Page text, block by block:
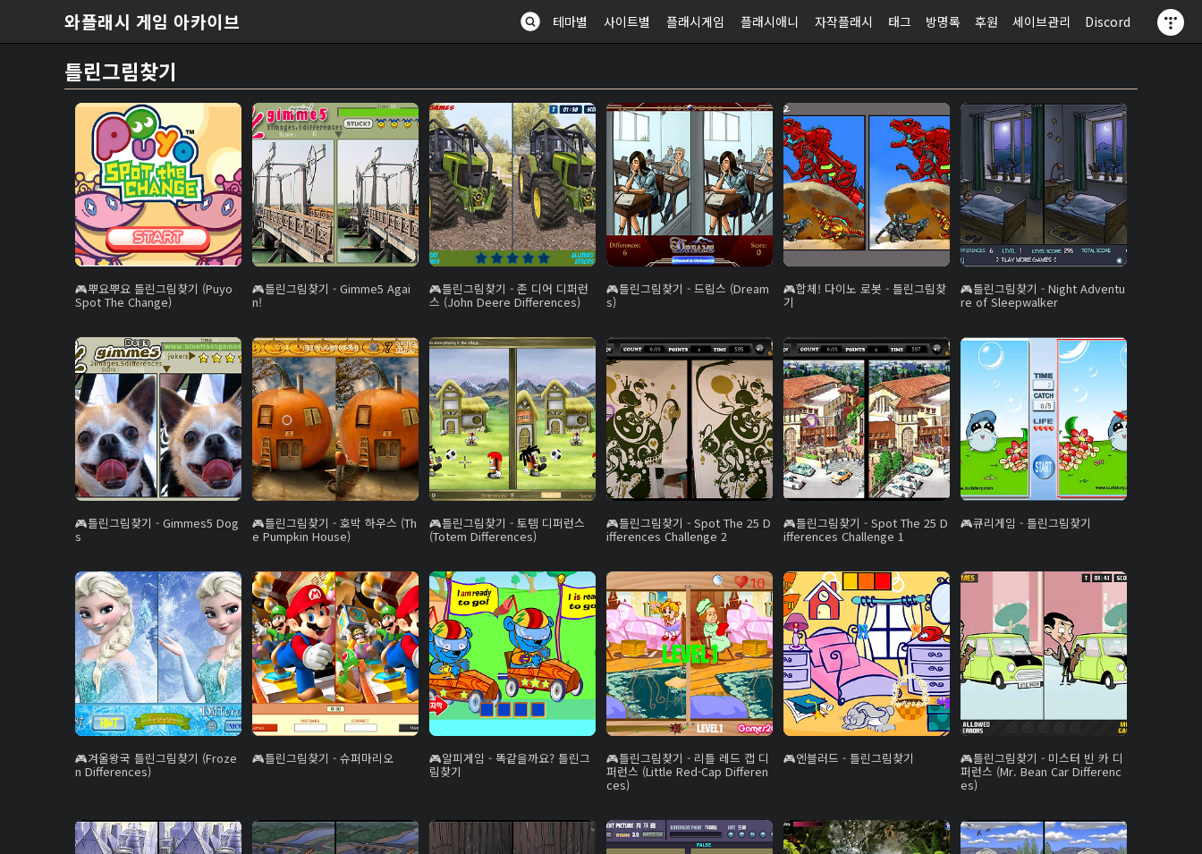
와플래시 게임 아카이브 테마별 사이트별 플래시게임 플래시애니 자작플래시 태그 방명록 후원 세이브관리 Discord
틀린그림찾기
뿌요뿌요 틀린그림찾기 (Puyo
Spot The Change)
틀린그림찾기 - Gimme5 Agai
n!
틀린그림찾기 - 존 디어 디퍼런
스 (John Deere Differences)
틀린그림찾기 - 드림스 (Dream
s)
합체! 다이노 로봇 - 틀린그림찾
기
틀린그림찾기 - Night Adventu
re of Sleepwalker
틀린그림찾기 - Gimmes5 Dog
s
틀린그림찾기 - 호박 하우스 (Th
e Pumpkin House)
틀린그림찾기 - 토템 디퍼런스
(Totem Differences)
틀린그림찾기 - Spot The 25 D
ifferences Challenge 2
틀린그림찾기 - Spot The 25 D
ifferences Challenge 1
큐리게임 - 틀린그림찾기
겨울왕국 틀린그림찾기 (Froze
n Differences)
틀린그림찾기 - 슈퍼마리오 알피게임 - 똑같을까요? 틀린그
림찾기
틀린그림찾기 - 리틀 레드 캡 디
퍼런스 (Little Red-Cap Differen
ces)
엔블러드 - 틀린그림찾기 틀린그림찾기 - 미스터 빈 카 디
퍼런스 (Mr. Bean Car Differenc
es)